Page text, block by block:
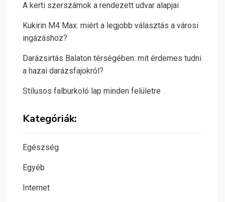
A kerti szerszámok a rendezett udvar alapjai
Kukirin M4 Max: miért a legjobb választás a városi
ingázáshoz?
Darázsirtás Balaton térségében: mit érdemes tudni
a hazai darázsfajokról?
Stílusos falburkoló lap minden felületre
Kategóriák:
Egészség
Egyéb
Internet